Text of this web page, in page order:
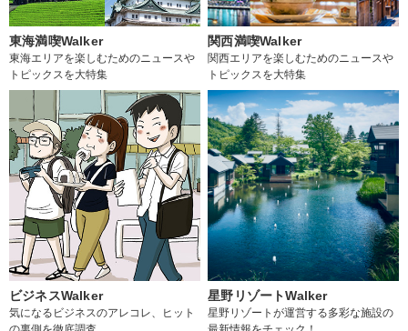
東海満喫Walker
東海エリアを楽しむためのニュースや
トピックスを大特集
関西満喫Walker
関西エリアを楽しむためのニュースや
トピックスを大特集
ビジネスWalker
気になるビジネスのアレコレ、ヒット
星野リゾートWalker
星野リゾートが運営する多彩な施設の